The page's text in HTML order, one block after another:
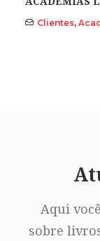
Clientes,
Aqui
sobre